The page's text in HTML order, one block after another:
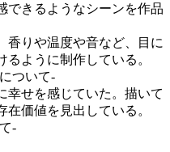
できるようなシーンを作品
香りや温度や音など、目に
ように制作している。
ついて-
幸せを感じていた。描いて
価値を見出している。
-